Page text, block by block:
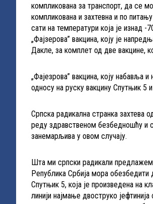
компликована за транспорт, да се
компликована и захтевна и по
сати на температури која је изнад
„Фајзерова” вакцина, коју је
Дакле, за комплет од две вакцине,
„Фајезрова” вакцина, коју набавља
односу на руску вакцину Спутњик 5
Српска радикална странка захтева
реду здравственом безбедношћу и
занемарљива у овом случају.
Шта ми српски радикали
Република Србија мора обезбедити
Спутњик 5, која је произведена на
линији најмање двоструко